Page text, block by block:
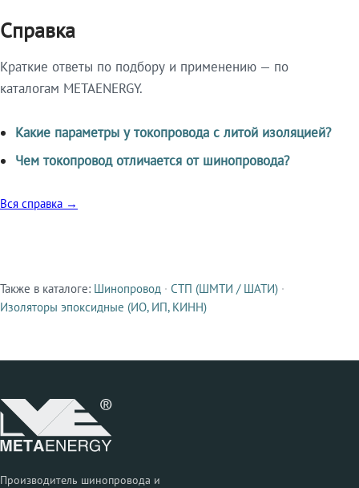
Справка
Краткие ответы по подбору и применению — по
каталогам METAENERGY.
Какие параметры у токопровода с литой изоляцией?
Чем токопровод отличается от шинопровода?
Вся справка →
Смежные продукты
Также в каталоге: Шинопровод · СТП (ШМТИ / ШАТИ) ·
Изоляторы эпоксидные (ИО, ИП, КИНН)
Производитель шинопровода и